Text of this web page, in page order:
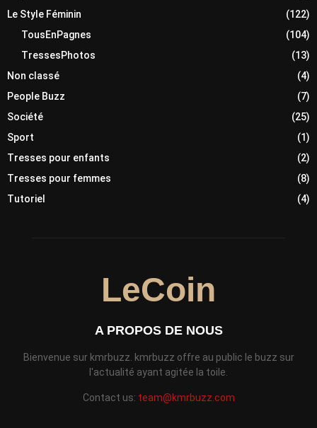
Le Style Féminin
(122)
TousEnPagnes
(104)
TressesPhotos
(13)
Non classé
(4)
People Buzz
(7)
Société
(25)
Sport
(1)
Tresses pour enfants
(2)
Tresses pour femmes
(8)
Tutoriel
(4)
LeCoin
A PROPOS DE NOUS
Bienvenue sur kmrbuzz. kmrbuzz offre au public le buzz sur
l'actualité ayant agitée la toile.
Contact us: team@kmrbuzz.com